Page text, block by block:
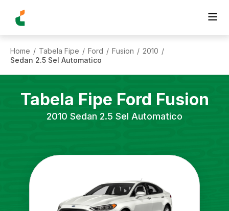
Home / Tabela Fipe / Ford / Fusion / 2010 /
Sedan 2.5 Sel Automatico
Tabela Fipe Ford Fusion
2010 Sedan 2.5 Sel Automatico